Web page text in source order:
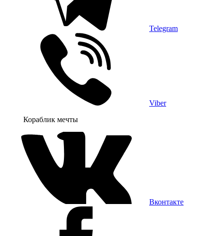
Telegram
Viber
Кораблик мечты
Вконтакте